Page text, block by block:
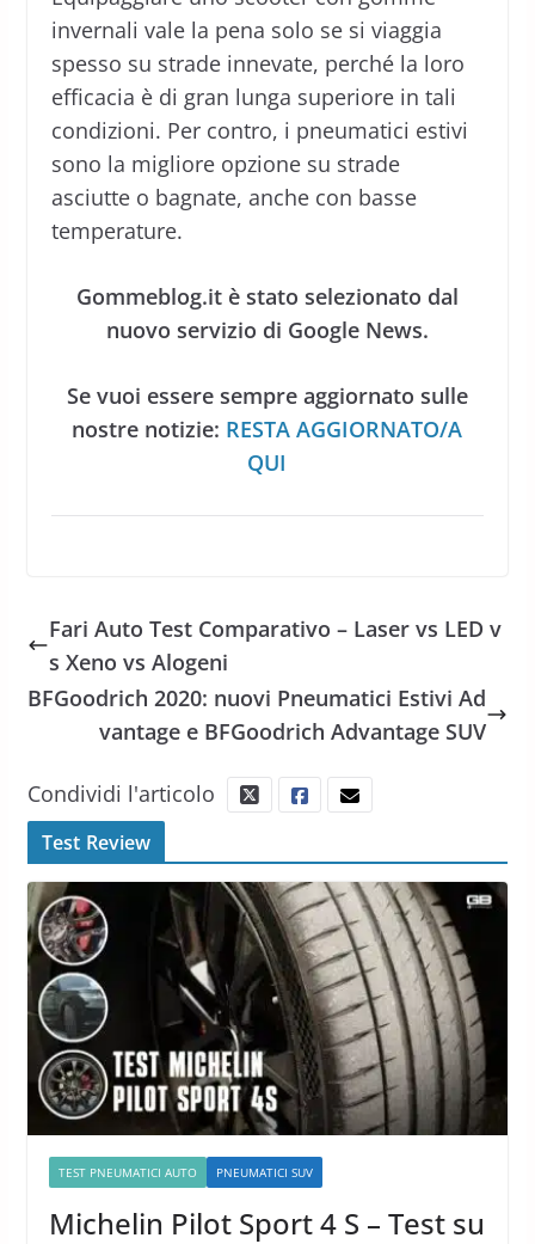
invernali vale la pena solo se si viaggia
spesso su strade innevate, perché la loro
efficacia è di gran lunga superiore in tali
condizioni. Per contro, i pneumatici estivi
sono la migliore opzione su strade
asciutte o bagnate, anche con basse
temperature.
Gommeblog.it è stato selezionato dal
nuovo servizio di Google News.
Se vuoi essere sempre aggiornato sulle
nostre notizie: RESTA AGGIORNATO/A
QUI
Fari Auto Test Comparativo – Laser vs LED v
s Xeno vs Alogeni
BFGoodrich 2020: nuovi Pneumatici Estivi Ad
vantage e BFGoodrich Advantage SUV
Condividi l'articolo
Test Review
TEST PNEUMATICI AUTO PNEUMATICI SUV
Michelin Pilot Sport 4 S – Test su